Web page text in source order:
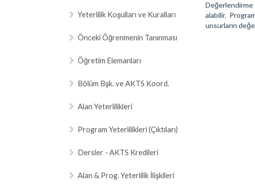
Yeterlilik Koşulları ve Kuralları
Önceki Öğrenmenin Tanınması
Öğretim Elemanları
Bölüm Bşk. ve AKTS Koord.
Alan Yeterlilikleri
Program Yeterlilikleri (Çıktıları)
Dersler - AKTS Kredileri
Alan & Prog. Yeterlilik İlişkileri
Değerlendirme
alabilir.
unsurların